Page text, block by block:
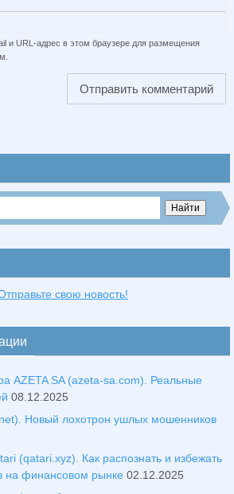
и URL-адрес в этом браузере для размещения
свою новость!
AZETA SA (azeta-sa.com). Реальные
08.12.2025
Новый лохотрон ушлых мошенников
(qatari.xyz). Как распознать и избежать
на финансовом рынке 02.12.2025